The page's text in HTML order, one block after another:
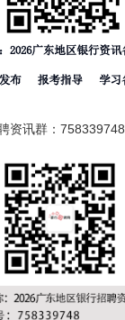
资讯群：758339748